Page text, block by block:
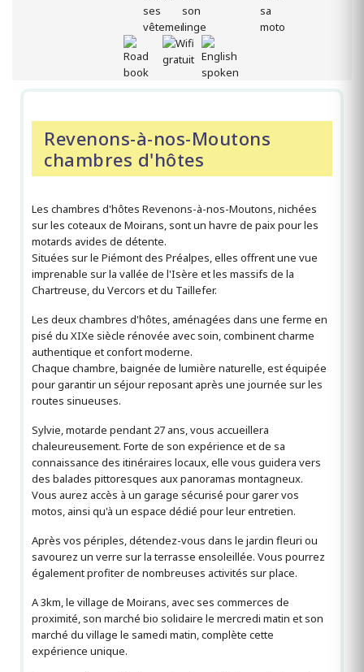
Revenons-à-nos-Moutons
chambres d'hôtes
Les chambres d'hôtes Revenons-à-nos-Moutons, nichées
sur les coteaux de Moirans, sont un havre de paix pour les
motards avides de détente.
Situées sur le Piémont des Préalpes, elles offrent une vue
imprenable sur la vallée de l'Isère et les massifs de la
Chartreuse, du Vercors et du Taillefer.
Les deux chambres d'hôtes, aménagées dans une ferme en
pisé du XIXe siècle rénovée avec soin, combinent charme
authentique et confort moderne.
Chaque chambre, baignée de lumière naturelle, est équipée
pour garantir un séjour reposant après une journée sur les
routes sinueuses.
Sylvie, motarde pendant 27 ans, vous accueillera
chaleureusement. Forte de son expérience et de sa
connaissance des itinéraires locaux, elle vous guidera vers
des balades pittoresques aux panoramas montagneux.
Vous aurez accès à un garage sécurisé pour garer vos
motos, ainsi qu'à un espace dédié pour leur entretien.
Après vos périples, détendez-vous dans le jardin fleuri ou
savourez un verre sur la terrasse ensoleillée. Vous pourrez
également profiter de nombreuses activités sur place.
A 3km, le village de Moirans, avec ses commerces de
proximité, son marché bio solidaire le mercredi matin et son
marché du village le samedi matin, complète cette
expérience unique.